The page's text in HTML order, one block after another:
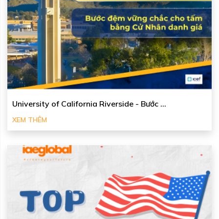
University of California Riverside - Bước ...
XEM THÊM